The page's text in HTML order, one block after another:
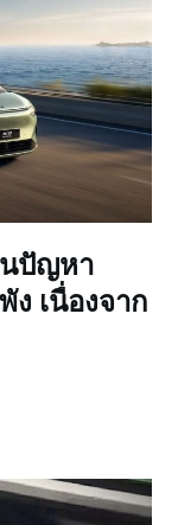
นปัญหา
ง เนื่องจาก